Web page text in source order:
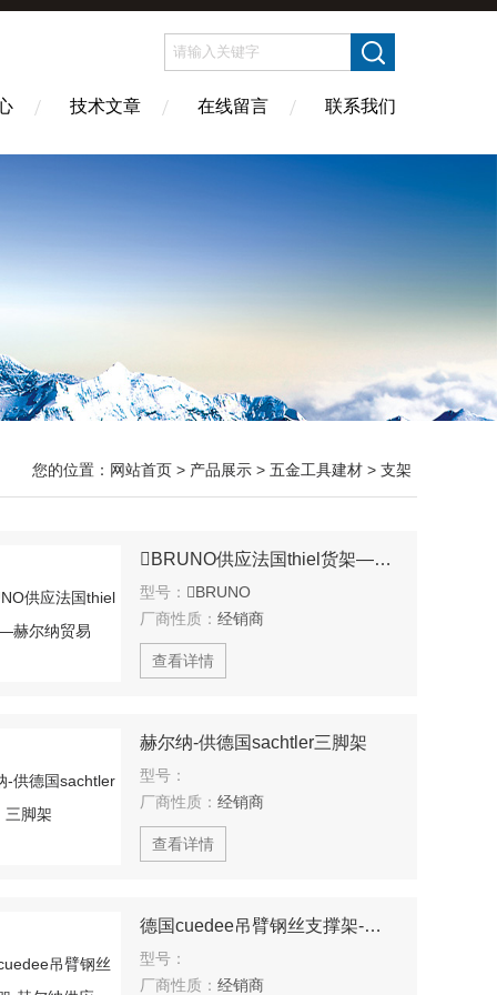
技术文章 在线留言 联系我们
您的位置： 网站首页 > 产品展示 > 五金工具建材 > 支架
BRUNO供应法国thiel货架—赫尔纳贸易
型号： BRUNO
厂商性质： 经销商
查看详情
赫尔纳-供德国sachtler三脚架
型号：
厂商性质： 经销商
查看详情
德国cuedee吊臂钢丝支撑架-赫尔纳供应
型号：
厂商性质： 经销商